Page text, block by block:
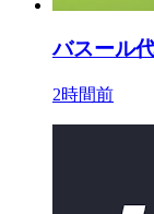
バスール
2時間前